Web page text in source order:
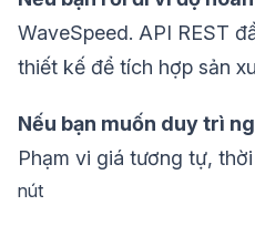
WaveSpeed. API REST
thiết kế để tích hợp sản
Nếu bạn muốn duy trì
Phạm vi giá tương tự,
nút